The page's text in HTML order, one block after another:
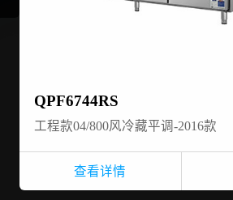
QPF6744RS
工程款04/800风冷藏平调-2016款
查看详情